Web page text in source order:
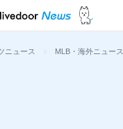
ニュース > MLB・海外ニュース